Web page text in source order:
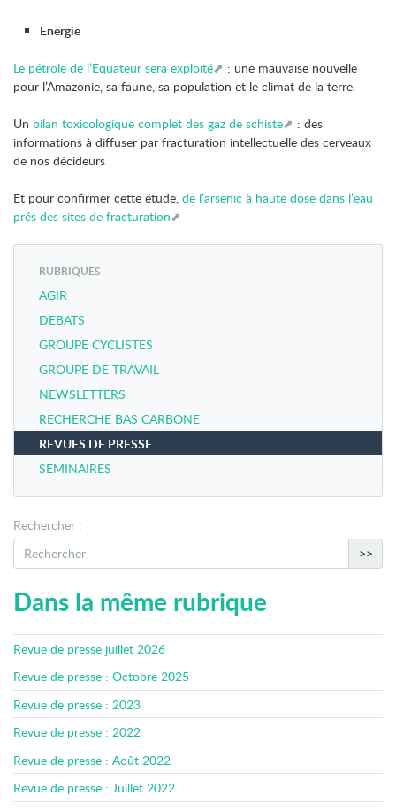
Energie
Le pétrole de l’Equateur sera exploité
: une mauvaise nouvelle
pour l’Amazonie, sa faune, sa population et le climat de la terre.
Un bilan toxicologique complet des gaz de schiste
: des
informations à diffuser par fracturation intellectuelle des cerveaux
de nos décideurs
Et pour confirmer cette étude, de l’arsenic à haute dose dans l’eau
prés des sites de fracturation
RUBRIQUES
AGIR
DEBATS
GROUPE CYCLISTES
GROUPE DE TRAVAIL
NEWSLETTERS
RECHERCHE BAS CARBONE
REVUES DE PRESSE
SEMINAIRES
Rechercher :
>>
Dans la même rubrique
Revue de presse juillet 2026
Revue de presse : Octobre 2025
Revue de presse : 2023
Revue de presse : 2022
Revue de presse : Août 2022
Revue de presse : Juillet 2022